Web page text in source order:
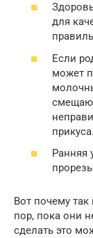
для
Если
может
прикуса.
Ранняя
Вот почему
пор, пока они
сделать это